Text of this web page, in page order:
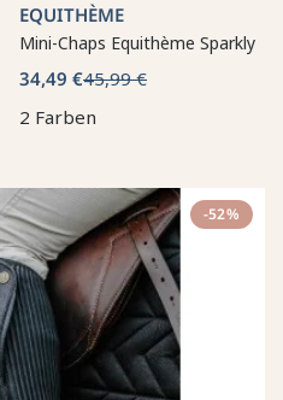
EQUITHÈME
Mini-Chaps Equithème Sparkly
34,49 €45,99 €
2 Farben
-52%